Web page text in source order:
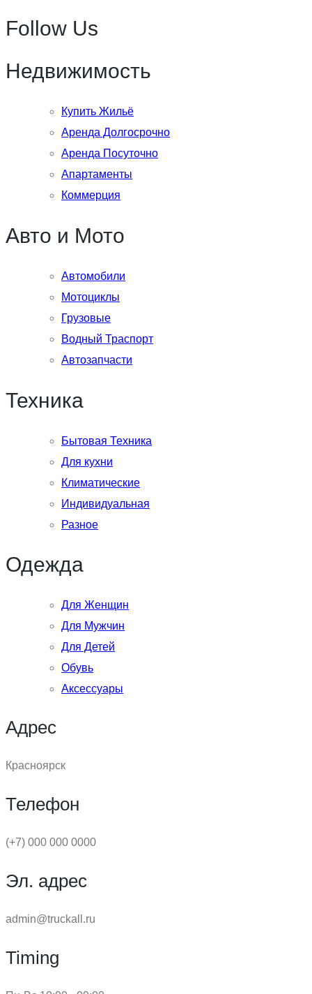
Follow Us
Недвижимость
Купить Жильё
Аренда Долгосрочно
Аренда Посуточно
Апартаменты
Коммерция
Авто и Мото
Автомобили
Мотоциклы
Грузовые
Водный Траспорт
Автозапчасти
Техника
Бытовая Техника
Для кухни
Климатические
Индивидуальная
Разное
Одежда
Для Женщин
Для Мужчин
Для Детей
Обувь
Аксессуары
Адрес
Красноярск
Телефон
(+7) 000 000 0000
Эл. адрес
admin@truckall.ru
Timing